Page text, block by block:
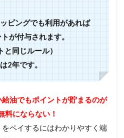
ピングでも利用があれば
が付与されます。
と同じルール）
2年です。
油でもポイントが貯まるのが
料にならない！
ペイするにはわかりやすく端